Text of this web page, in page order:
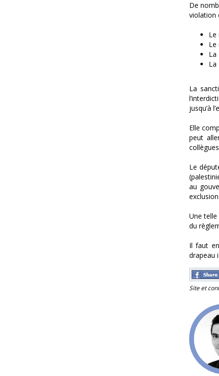
De
violation
Le
Le
La
La
La
jusqu’à
Elle
peut
Le
au
Une
du
Il faut
drapeau
Site et